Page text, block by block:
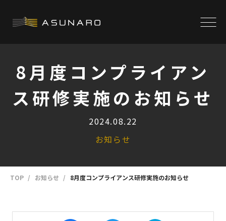
8月度コンプライアン
ス研修実施のお知らせ
2024.08.22
お知らせ
TOP お知らせ 8月度コンプライアンス研修実施のお知らせ